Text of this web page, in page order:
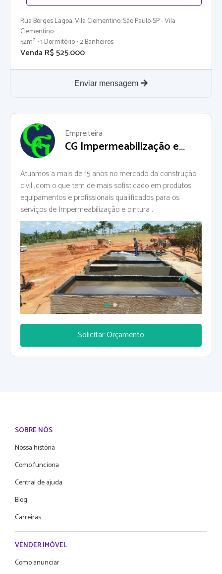
Rua Borges Lagoa, Vila Clementino, São Paulo-SP - Vila
Clementino
52m² • 1 Dormitório • 2 Banheiros
Venda R$ 525.000
Enviar mensagem
Empreiteira
CG Impermeabilização e
Atuamos a mais de 15 anos no mercado da construção
civil ,com o que tem de mais sofisticado em produtos
equipamentos e profissionais qualificados para os
serviços de Impermeabilização e pintura .
Solicitar Orçamento
SOBRE NÓS
Nossa história
Como funciona
Central de ajuda
Blog
Carreiras
VENDER IMÓVEL
Como anunciar